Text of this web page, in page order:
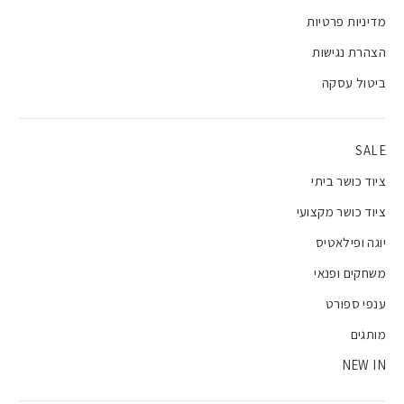
מדיניות פרטיות
הצהרת נגישות
ביטול עסקה
SALE
ציוד כושר ביתי
ציוד כושר מקצועי
יוגה ופילאטיס
משחקים ופנאי
ענפי ספורט
מותגים
NEW IN